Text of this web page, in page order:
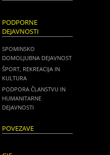
PODPORNE
DEJAVNOSTI
SPOMINSKO
DOMOLJUBNA DEJAVNOST
ŠPORT, REKREACIJA IN
KULTURA
PODPORA ČLANSTVU IN
HUMANITARNE
DEJAVNOSTI
POVEZAVE